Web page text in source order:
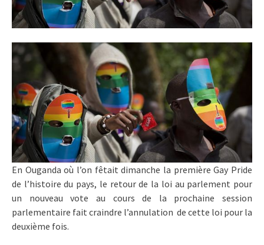
En Ouganda où l’on fêtait dimanche la première Gay Pride
de l’histoire du pays, le retour de la loi au parlement pour
un nouveau vote au cours de la prochaine session
parlementaire fait craindre l’annulation de cette loi pour la
deuxième fois.